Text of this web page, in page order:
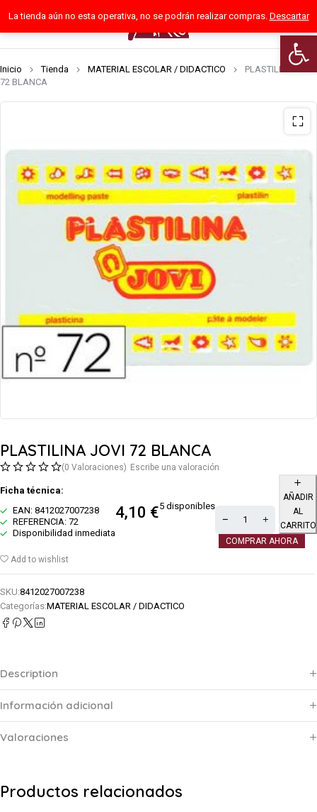
Abrir
La tienda aún no esta operativa, no se podrán realizar compras. Descartar
0
Inicio Tienda MATERIAL ESCOLAR / DIDACTICO
PLASTILINA JOVI
72 BLANCA
PLASTILINA JOVI 72 BLANCA
(0 Valoraciones) Escribe una valoración
Ficha técnica:
EAN: 8412027007238
REFERENCIA: 72
Disponibilidad inmediata
4,10 €5 disponibles
AÑADIR
AL
CARRITO
COMPRAR AHORA
Add to wishlist
SKU:8412027007238
Categorías:MATERIAL ESCOLAR / DIDACTICO
Description
Información adicional
Valoraciones
Productos relacionados